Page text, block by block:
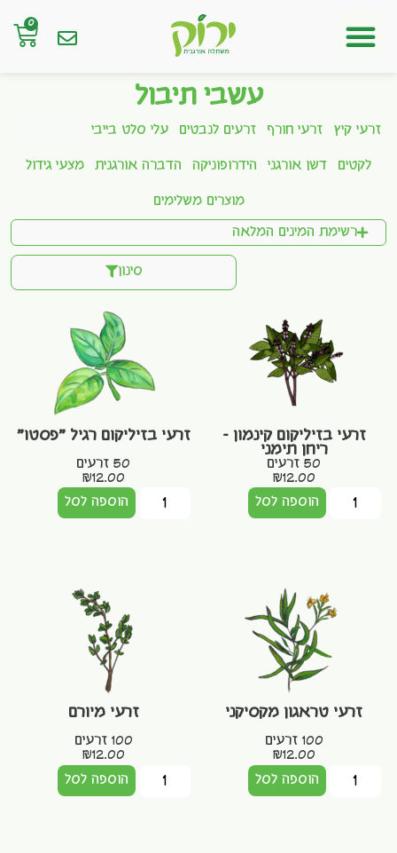
0
עשבי תיבול
זרעי קיץ זרעי חורף זרעים לנבטים עלי סלט בייבי
לקטים דשן אורגני הידרופוניקה הדברה אורגנית מצעי גידול
מוצרים משלימים
רשימת המינים המלאה
סינון
זרעי בזיליקום קינמון –
ריחן תימני
50 זרעים
₪12.00
הוספה לסל
זרעי בזיליקום רגיל "פסטו"
50 זרעים
₪12.00
הוספה לסל
זרעי טראגון מקסיקני
100 זרעים
₪12.00
הוספה לסל
זרעי מיורם
100 זרעים
₪12.00
הוספה לסל